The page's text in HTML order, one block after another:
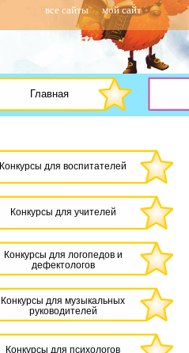
все сайты мой сайт
Главная
Конкурсы для воспитателей
Конкурсы для учителей
Конкурсы для логопедов и
дефектологов
Конкурсы для музыкальных
руководителей
Конкурсы для психологов